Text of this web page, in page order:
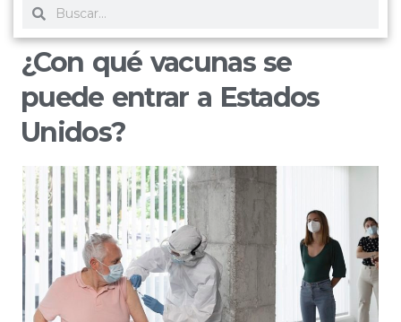
¿Con qué vacunas se
puede entrar a Estados
Unidos?